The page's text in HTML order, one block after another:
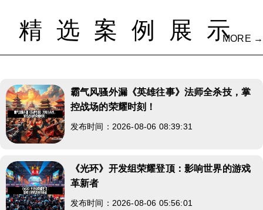
精选案例展示MORE →
霸气风骚外漏《英雄往事》法师全杀技，掌
控战场的荣耀时刻！
发布时间：2026-08-06 08:39:31
《光环》开发组荣耀登顶：影响世界的游戏
革新者
发布时间：2026-08-06 05:56:01